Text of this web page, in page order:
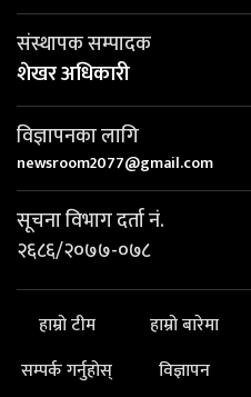
संस्थापक सम्पादक
शेखर अधिकारी
विज्ञापनका लागि
newsroom2077@gmail.com
सूचना विभाग दर्ता नं.
२६८६/२०७७-०७८
हाम्रो टीम हाम्रो बारेमा
सम्पर्क गर्नुहोस्
विज्ञापन